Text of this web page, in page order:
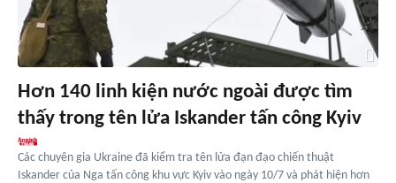
Hơn 140 linh kiện nước ngoài được tìm
thấy trong tên lửa Iskander tấn công Kyiv
Các chuyên gia Ukraine đã kiểm tra tên lửa đạn đạo chiến thuật
Iskander của Nga tấn công khu vực Kyiv vào ngày 10/7 và phát hiện hơn